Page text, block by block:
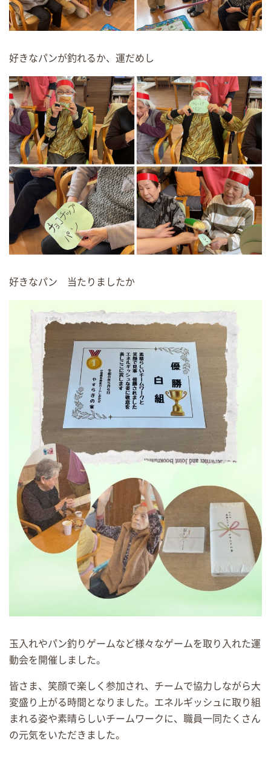
好きなパンが釣れるか、運だめし
好きなパン 当たりましたか
玉入れやパン釣りゲームなど様々なゲームを取り入れた運
動会を開催しました。
皆さま、笑顔で楽しく参加され、チームで協力しながら大
変盛り上がる時間となりました。エネルギッシュに取り組
まれる姿や素晴らしいチームワークに、職員一同たくさん
の元気をいただきました。